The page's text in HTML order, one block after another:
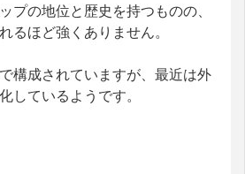
プの地位と歴史を持つものの、
るほど強くありません。
構成されていますが、最近は外
しているようです。